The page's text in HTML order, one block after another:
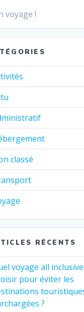
voyage !
classé
RÉCENTS
voyage all inclusive
pour éviter les
?